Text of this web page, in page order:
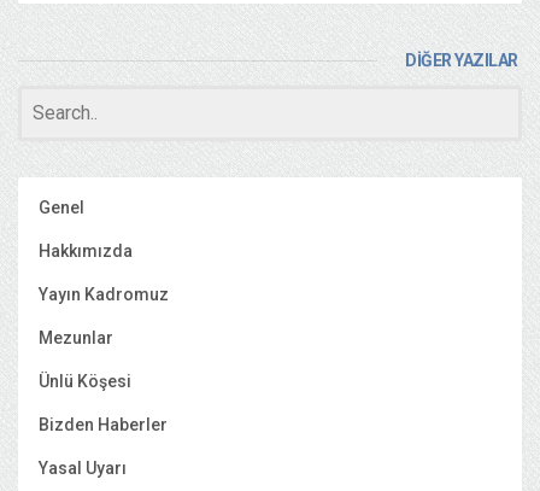
DİĞER YAZILAR
Genel
Hakkımızda
Yayın Kadromuz
Mezunlar
Ünlü Köşesi
Bizden Haberler
Yasal Uyarı